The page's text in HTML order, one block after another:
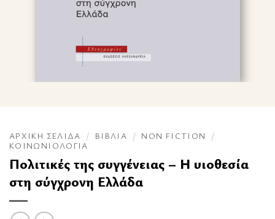
ΑΡΧΙΚΉ ΣΕΛΊΔΑ / ΒΙΒΛΊΑ / NON FICTION
/
ΚΟΙΝΩΝΙΟΛΟΓΊΑ
Πολιτικές της συγγένειας – Η υιοθεσία
στη σύγχρονη Ελλάδα